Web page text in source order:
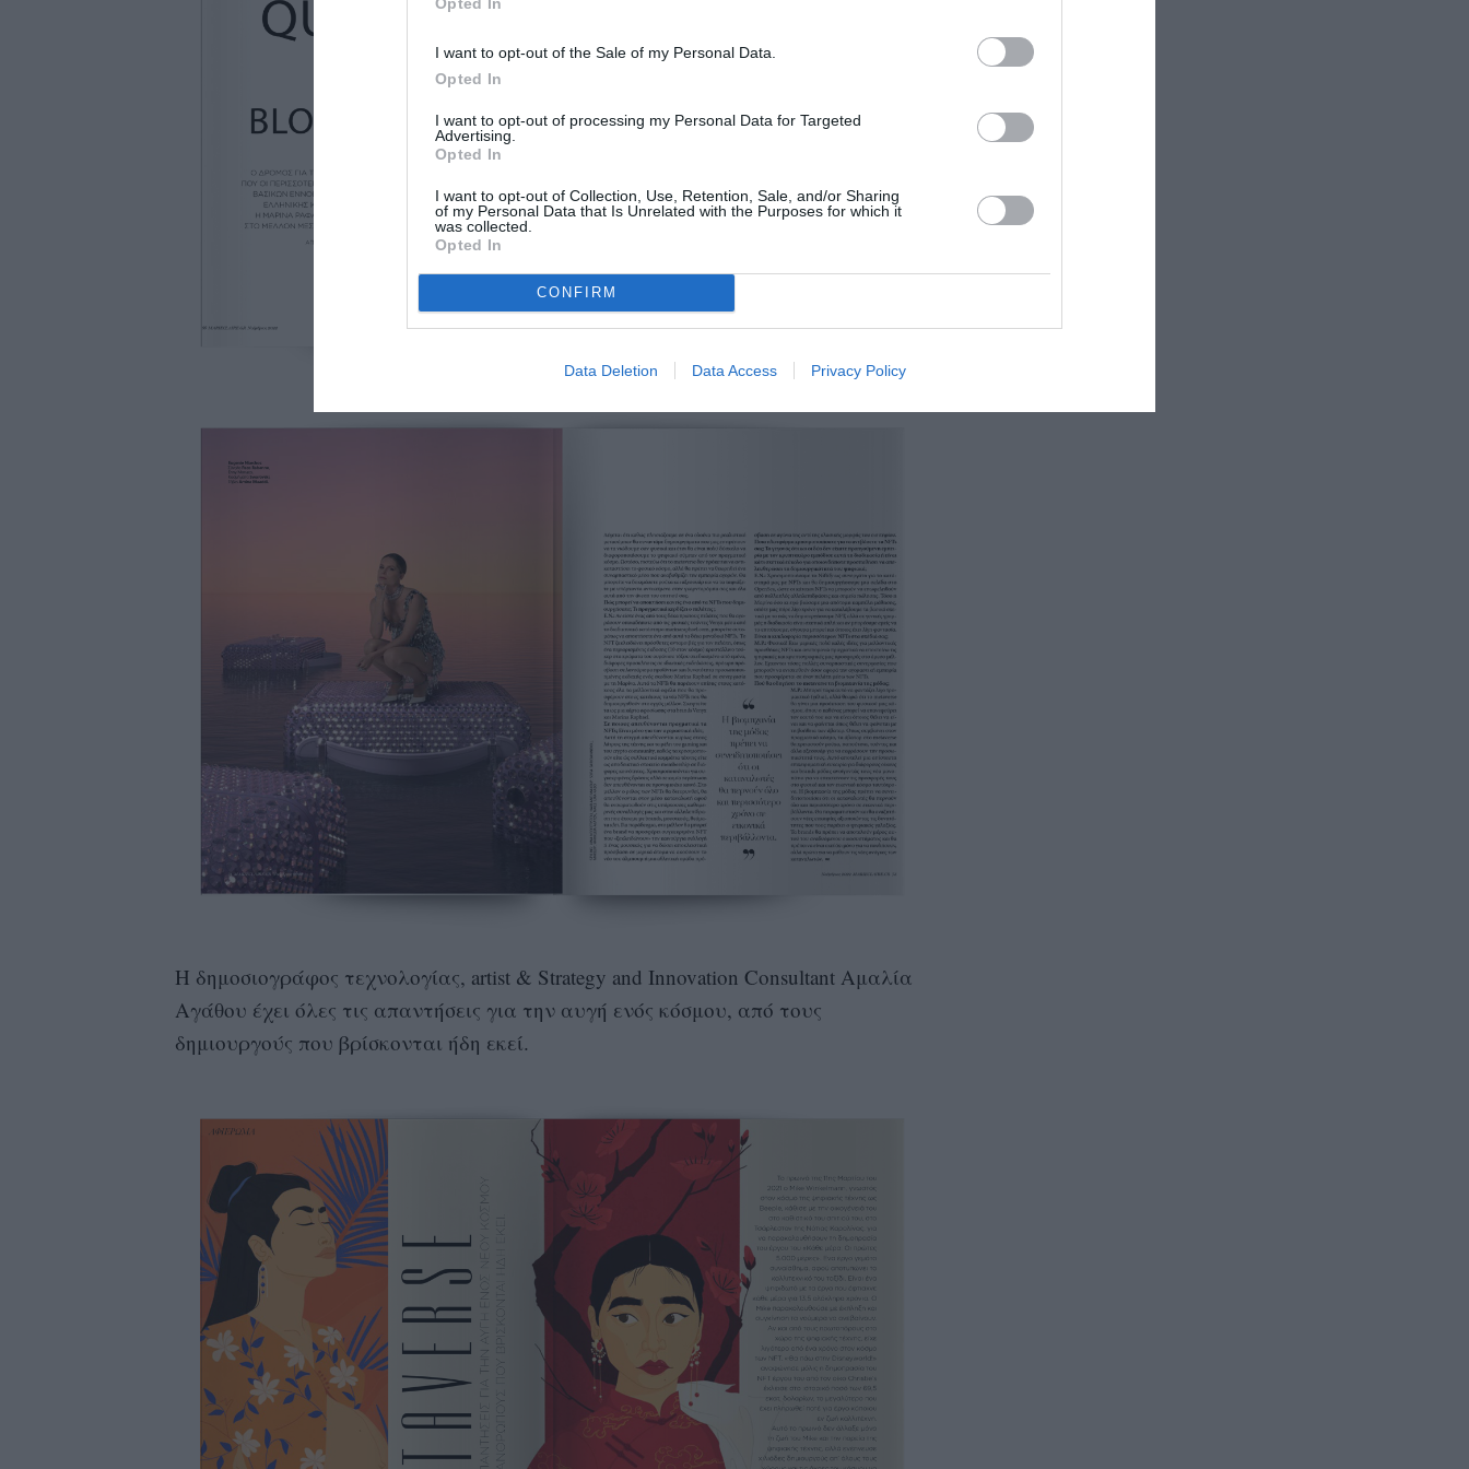
I want to opt-out of the Sale of my Personal Data.
Opted In
I want to opt-out of processing my Personal Data for Targeted
Advertising.
Opted In
I want to opt-out of Collection, Use, Retention, Sale, and/or Sharing
of my Personal Data that Is Unrelated with the Purposes for which it
was collected.
Opted In
CONFIRM
Data Deletion Data Access Privacy Policy
Η δημοσιογράφος τεχνολογίας, artist & Strategy and Innovation Consultant Αμαλία
Αγάθου έχει όλες τις απαντήσεις για την αυγή ενός κόσμου, από τους
δημιουργούς που βρίσκονται ήδη εκεί.